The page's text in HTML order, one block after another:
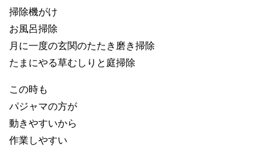
掃除機がけ
お風呂掃除
月に一度の玄関のたたき磨き掃除
たまにやる草むしりと庭掃除
この時も
パジャマの方が
動きやすいから
作業しやすい